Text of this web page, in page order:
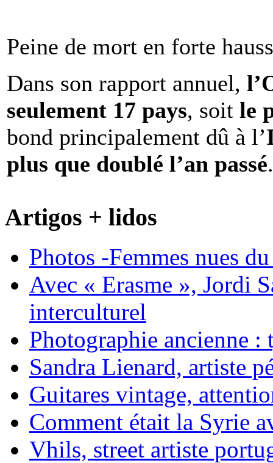
Peine de mort en forte
Dans son rapport annuel,
seulement 17 pays, soit le
bond principalement dû à l’
plus que doublé l’an passé.
Artigos + lidos
Photos -Femmes nues
Avec « Erasme », Jordi
interculturel
Photographie ancienne :
Sandra Lienard, artiste
Guitares vintage,
Comment était la Syrie
Vhils, street artiste